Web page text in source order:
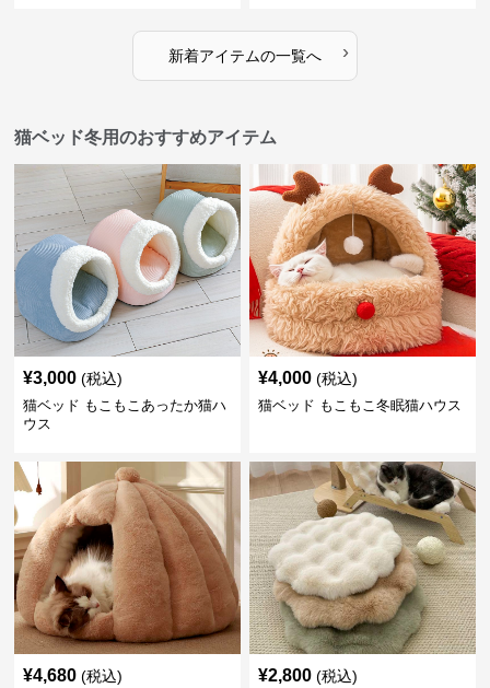
新着アイテムの一覧へ ›
猫ベッド冬用のおすすめアイテム
¥3,000 (税込)
猫ベッド もこもこあったか猫ハ
ウス
¥4,000 (税込)
猫ベッド もこもこ冬眠猫ハウス
¥4,680 (税込) ¥2,800 (税込)